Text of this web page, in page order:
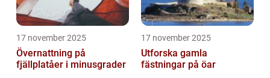
17 november 2025
Övernattning på
fjällplatåer i minusgrader
17 november 2025
Utforska gamla
fästningar på öar